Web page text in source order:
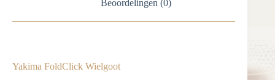
Beoordelingen (0)
Yakima FoldClick Wielgoot